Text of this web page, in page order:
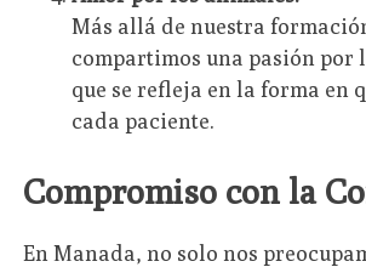
Más allá de nuestra
compartimos una pasión por
que se refleja en la forma en
cada paciente.
Compromiso con la
En Manada, no solo nos